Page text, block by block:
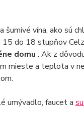
vína, ako sú
do 18 stupňov
domu . Ak z
mieste a teplota v
umývadlo, faucet a